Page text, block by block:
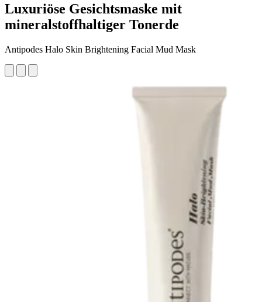
Luxuriöse Gesichtsmaske mit
mineralstoffhaltiger Tonerde
Antipodes Halo Skin Brightening Facial Mud Mask